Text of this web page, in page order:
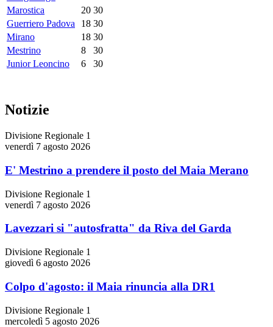
Marostica
20 30
Guerriero Padova
18 30
Mirano
18 30
Mestrino
8
30
Junior Leoncino
6 30
Notizie
Divisione Regionale 1
venerdì 7 agosto 2026
E' Mestrino a prendere il posto del Maia Merano
Divisione Regionale 1
venerdì 7 agosto 2026
Lavezzari si "autosfratta" da Riva del Garda
Divisione Regionale 1
giovedì 6 agosto 2026
Colpo d'agosto: il Maia rinuncia alla DR1
Divisione Regionale 1
mercoledì 5 agosto 2026